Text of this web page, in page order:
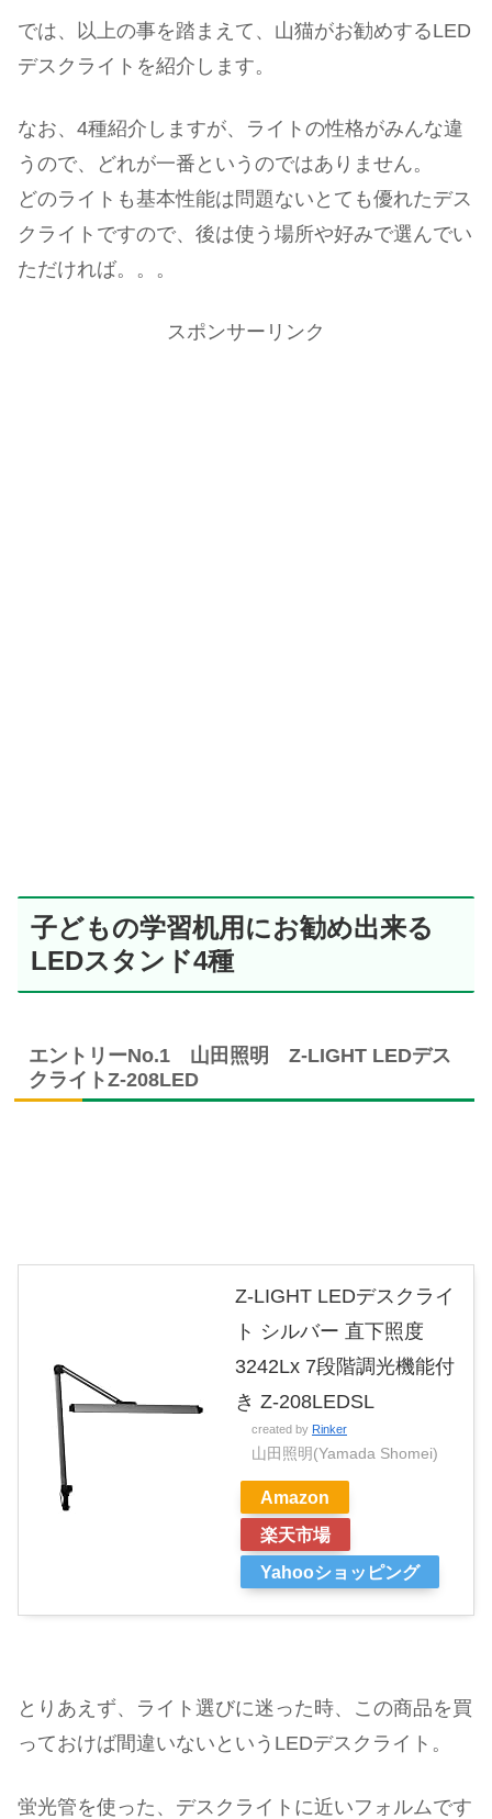
では、以上の事を踏まえて、山猫がお勧めするLED
デスクライトを紹介します。
なお、4種紹介しますが、ライトの性格がみんな違
うので、どれが一番というのではありません。
どのライトも基本性能は問題ないとても優れたデス
クライトですので、後は使う場所や好みで選んでい
ただければ。。。
スポンサーリンク
子どもの学習机用にお勧め出来る
LEDスタンド4種
エントリーNo.1 山田照明 Z-LIGHT LEDデス
クライトZ-208LED
Z-LIGHT LEDデスクライ
ト シルバー 直下照度
3242Lx 7段階調光機能付
き Z-208LEDSL
created by Rinker
山田照明(Yamada Shomei)
Amazon
楽天市場
Yahooショッピング
とりあえず、ライト選びに迷った時、この商品を買
っておけば間違いないというLEDデスクライト。
蛍光管を使った、デスクライトに近いフォルムです